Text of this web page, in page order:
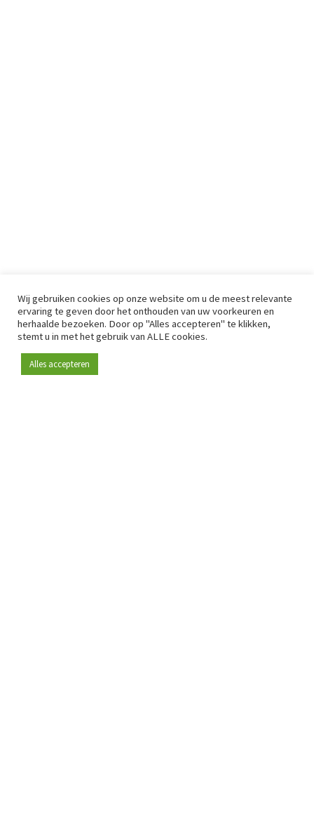
Wij gebruiken cookies op onze website om u de meest relevante
ervaring te geven door het onthouden van uw voorkeuren en
herhaalde bezoeken. Door op "Alles accepteren" te klikken,
stemt u in met het gebruik van ALLE cookies.
Alles accepteren